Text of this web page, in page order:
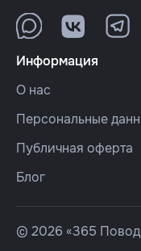
Информация
О нас
Персональные
Публичная оферта
Блог
© 2026 «365